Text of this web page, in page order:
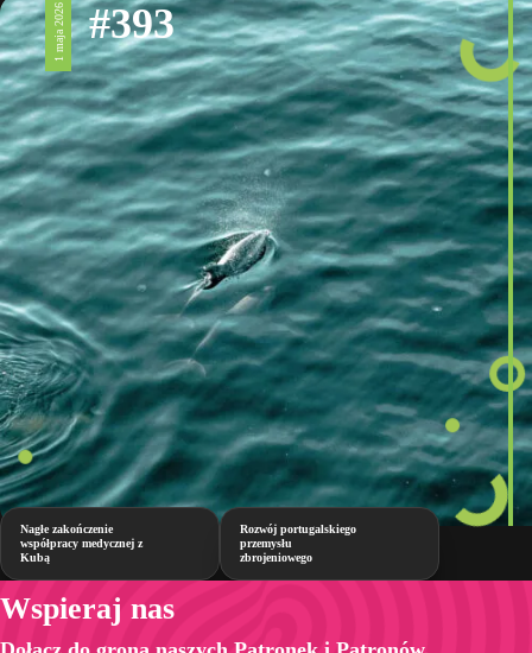
1 maja 2026 #393
Nagłe zakończenie
współpracy medycznej z
Kubą
Rozwój portugalskiego
przemysłu
zbrojeniowego
Wspieraj nas